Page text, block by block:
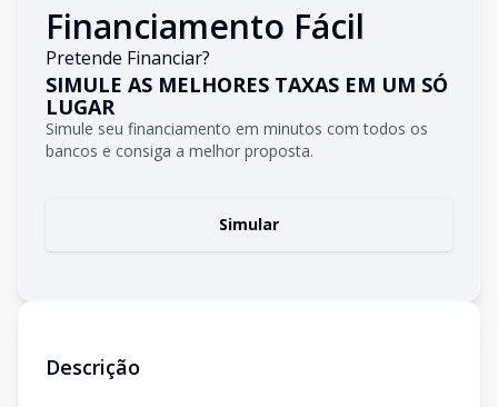
Financiamento Fácil
Pretende Financiar?
SIMULE AS MELHORES TAXAS EM UM SÓ
LUGAR
Simule seu financiamento em minutos com todos os
bancos e consiga a melhor proposta.
Simular
Descrição